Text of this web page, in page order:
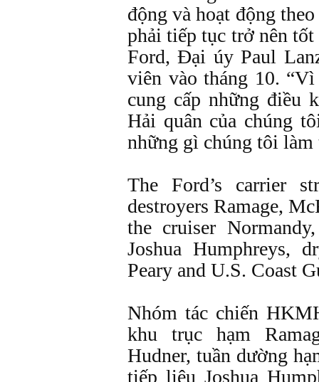
động và hoạt động
phải tiếp tục trở nên
Ford, Đại úy Paul
viên vào tháng 10.
cung cấp những điều
Hải quân của chúng
những gì chúng tôi
The Ford’s carrier
destroyers Ramage,
the cruiser
Joshua Humphreys,
Peary and U.S. Coast
Nhóm tác chiến
khu trục hạm
Hudner, tuần dường
tiếp liệu Joshua